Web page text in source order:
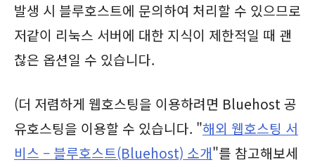
발생 시 블루호스트에 문의하여 처리할 수 있으므로
저같이 리눅스 서버에 대한 지식이 제한적일 때 괜
찮은 옵션일 수 있습니다.
(더 저렴하게 웹호스팅을 이용하려면 Bluehost 공
유호스팅을 이용할 수 있습니다. "해외 웹호스팅 서
비스 – 블루호스트(Bluehost) 소개"를 참고해보세